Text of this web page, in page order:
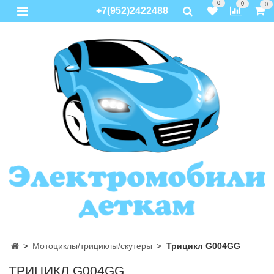
+7(952)2422488
0 0 0
Мотоциклы/трициклы/скутеры Трицикл G004GG
ТРИЦИКЛ G004GG